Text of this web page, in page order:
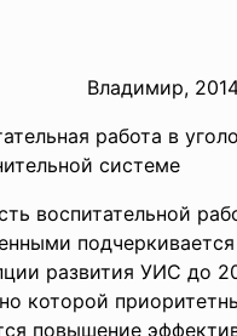
Владимир,
работа в
системе
воспитательной
развития УИС до
которой
повышение